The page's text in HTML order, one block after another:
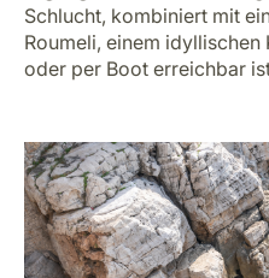
Schlucht, kombiniert mit
Roumeli, einem idyllischen
oder per Boot erreichbar